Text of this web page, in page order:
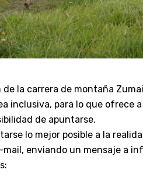
de la carrera de montaña
inclusiva, para lo que ofrece
de apuntarse.
lo mejor posible a la
enviando un mensaje a